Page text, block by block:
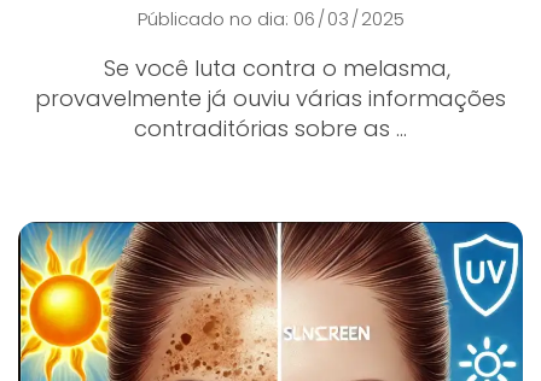
Públicado no dia: 06 / 03 / 2025
Se você luta contra o melasma,
provavelmente já ouviu várias informações
contraditórias sobre as ...